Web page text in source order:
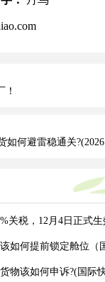
！
如何避雷稳通关
关税，12月4日正式生
如何提前锁定舱位（
物该如何申诉?(国际